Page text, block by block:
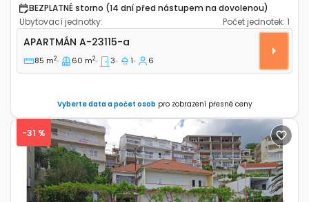
BEZPLATNÉ storno (14 dní před nástupem na dovolenou)
Ubytovací jednotky:
Počet jednotek: 1
Třípokojový apartmán Dugi Rat, Omiš A-23115-a
APARTMÁN A-23115-a
85 m2 60 m2 3 1 6
Vyberte data a počet osob pro zobrazení přesné ceny
-31 %